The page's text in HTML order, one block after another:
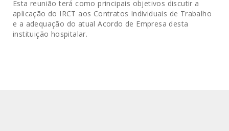
Esta reunião terá como principais objetivos discutir a
aplicação do IRCT aos Contratos Individuais de Trabalho
e a adequação do atual Acordo de Empresa desta
instituição hospitalar.